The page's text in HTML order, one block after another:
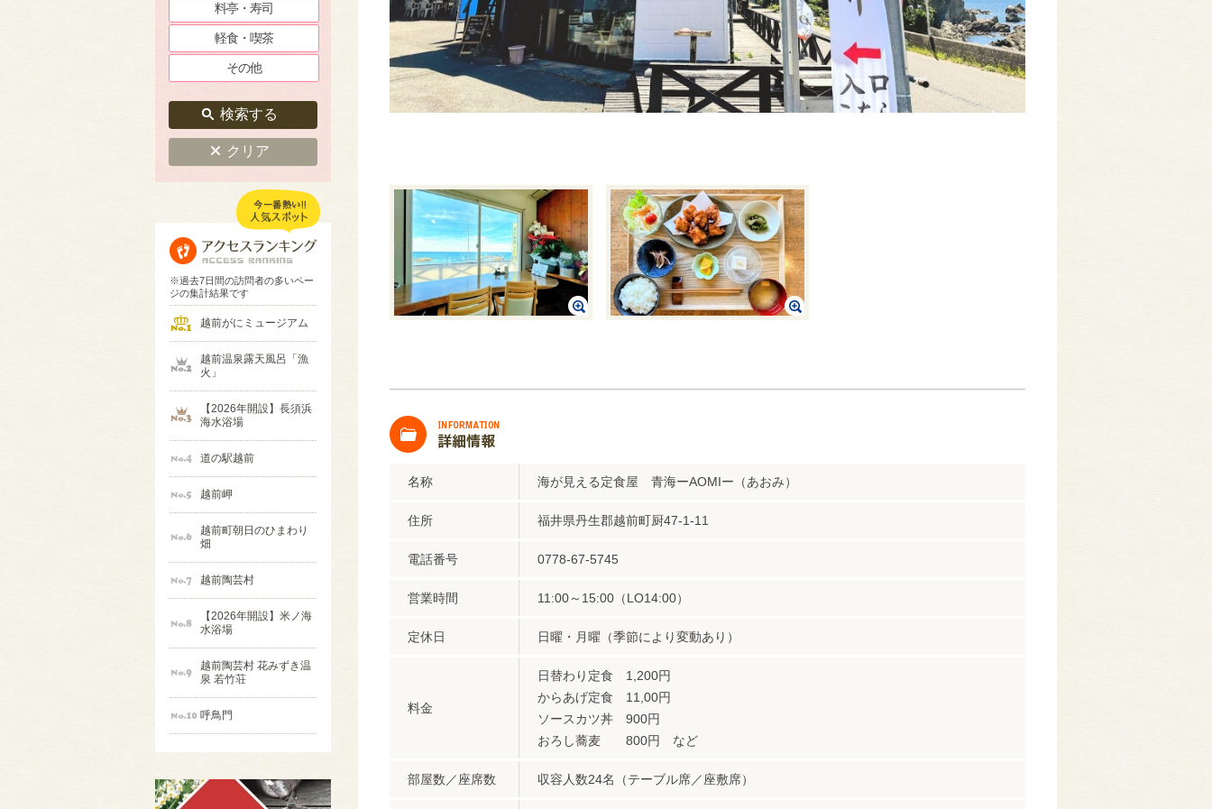
料亭・寿司
軽食・喫茶
その他
検索する
クリア
※過去7日間の訪問者の多いペー
ジの集計結果です
越前がにミュージアム
越前温泉露天風呂「漁
火」
【2026年開設】長須浜
海水浴場
道の駅越前
越前岬
越前町朝日のひまわり
畑
越前陶芸村
【2026年開設】米ノ海
水浴場
越前陶芸村 花みずき温
泉 若竹荘
呼鳥門
名称 海が見える定食屋 青海ーAOMIー（あおみ）
住所 福井県丹生郡越前町厨47-1-11
電話番号 0778-67-5745
営業時間 11:00～15:00（LO14:00）
定休日 日曜・月曜（季節により変動あり）
料金
日替わり定食 1,200円
からあげ定食 11,00円
ソースカツ丼 900円
おろし蕎麦 800円 など
部屋数／座席数 収容人数24名（テーブル席／座敷席）